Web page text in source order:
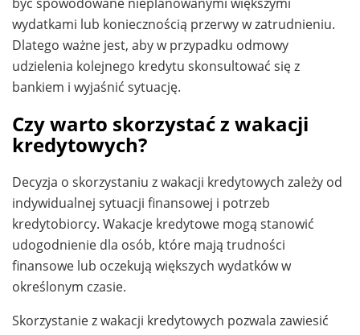
wydatkami lub koniecznością przerwy w zatrudnieniu.
Dlatego ważne jest, aby w przypadku odmowy
udzielenia kolejnego kredytu skonsultować się z
bankiem i wyjaśnić sytuację.
Czy warto skorzystać z wakacji
kredytowych?
Decyzja o skorzystaniu z wakacji kredytowych zależy od
indywidualnej sytuacji finansowej i potrzeb
kredytobiorcy. Wakacje kredytowe mogą stanowić
udogodnienie dla osób, które mają trudności
finansowe lub oczekują większych wydatków w
określonym czasie.
Skorzystanie z wakacji kredytowych pozwala zawiesić